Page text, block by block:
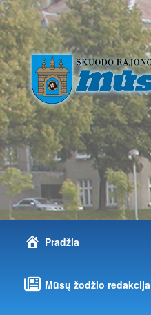
Pradžia
Mūsų žodžio redakcija